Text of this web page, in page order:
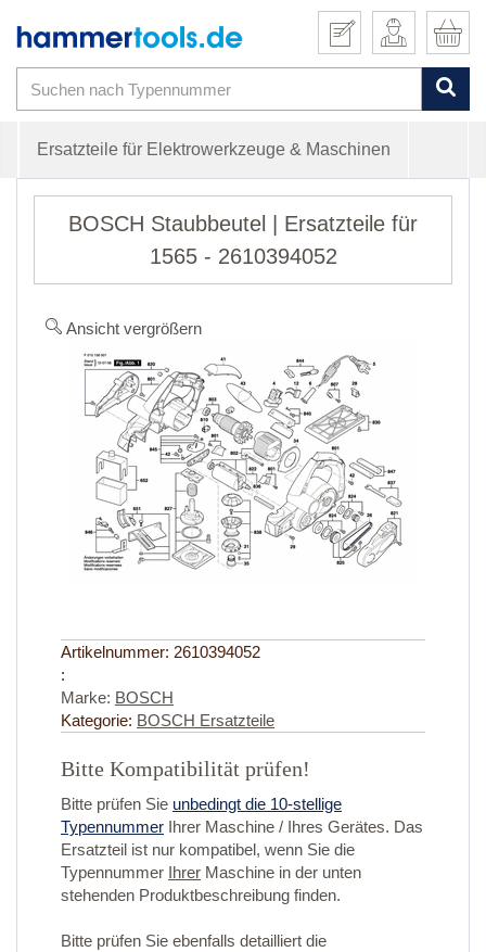
Ersatzteile für Elektrowerkzeuge & Maschinen
BOSCH Staubbeutel | Ersatzteile für
1565 - 2610394052
Ansicht vergrößern
Artikelnummer: 2610394052
:
Marke: BOSCH
Kategorie: BOSCH Ersatzteile
Bitte Kompatibilität prüfen!
Bitte prüfen Sie unbedingt die 10-stellige
Typennummer Ihrer Maschine / Ihres Gerätes. Das
Ersatzteil ist nur kompatibel, wenn Sie die
Typennummer Ihrer Maschine in der unten
stehenden Produktbeschreibung finden.
Bitte prüfen Sie ebenfalls detailliert die